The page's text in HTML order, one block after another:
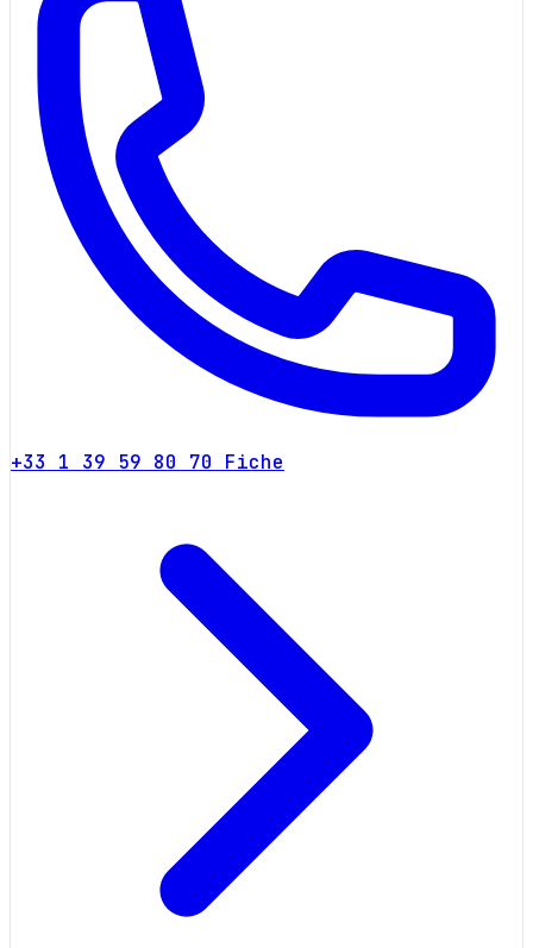
+33 1 39 59 80 70 Fiche